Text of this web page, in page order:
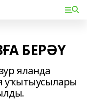
БЕРӘҮ
яланда
уҡытыусылары